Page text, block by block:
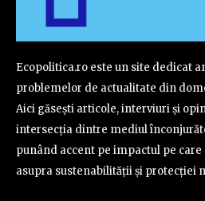
Ecopolitica.ro este un site dedicat
problemelor de actualitate din
Aici găsești articole, interviuri și
intersecția dintre mediul
punând accent pe impactul pe
asupra sustenabilității și protecției